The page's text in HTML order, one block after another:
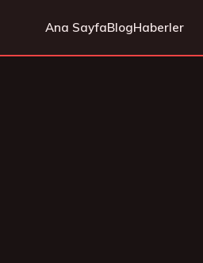
Ana SayfaBlogHaberler